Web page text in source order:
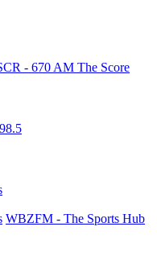
- 670 AM The Score
WBZFM - The Sports Hub